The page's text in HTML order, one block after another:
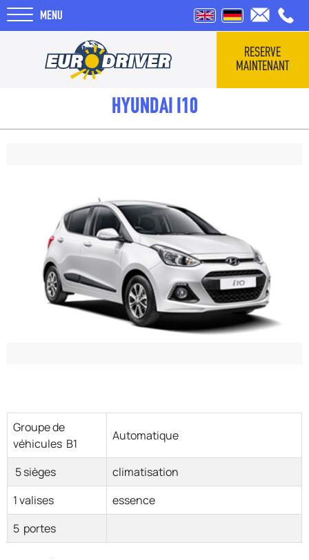
MENU
RESERVE
MAINTENANT
QUI SOMMES-NOUS
HYUNDAI I10
Groupe de
véhicules B1
Automatique
5 sièges
climatisation
1 valises
essence
5 portes